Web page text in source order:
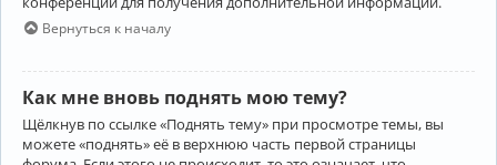
Вернуться к началу
Как мне вновь поднять мою тему?
Щёлкнув по ссылке «Поднять тему» при просмотре темы, вы
можете «поднять» её в верхнюю часть первой страницы